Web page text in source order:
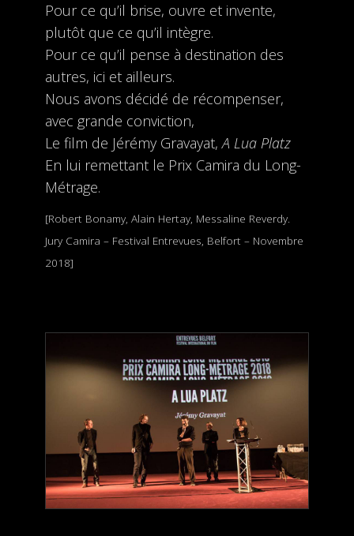
Pour ce qu’il brise, ouvre et invente,
plutôt que ce qu’il intègre.
Pour ce qu’il pense à destination des
autres, ici et ailleurs.
Nous avons décidé de récompenser,
avec grande conviction,
Le film de Jérémy Gravayat, A Lua Platz
En lui remettant le Prix Camira du Long-
Métrage.
[Robert Bonamy, Alain Hertay, Messaline Reverdy.
Jury Camira – Festival Entrevues, Belfort – Novembre
2018]